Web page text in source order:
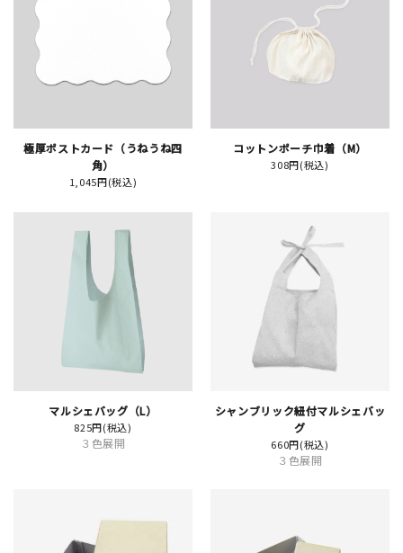
シルクスクリーン
無地素材
はんこ
JAMグッズ
読みもの
極厚ポストカード（うねうね四
角）
1,045円(税込)
コットンポーチ巾着（M）
308円(税込)
マルシェバッグ（L）
825円(税込)
３色展開
シャンブリック紐付マルシェバッ
グ
660円(税込)
３色展開